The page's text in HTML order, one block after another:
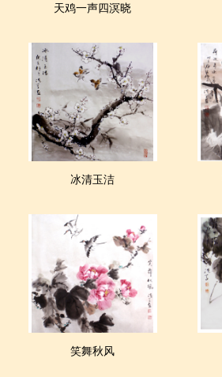
天鸡一声四溟晓
冰清玉洁
笑舞秋风